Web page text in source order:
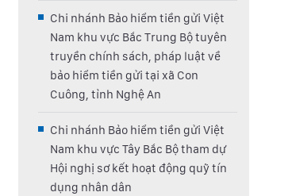
Chi nhánh Bảo hiểm tiền gửi Việt
Nam khu vực Bắc Trung Bộ tuyên
truyền chính sách, pháp luật về
bảo hiểm tiền gửi tại xã Con
Cuông, tỉnh Nghệ An
Chi nhánh Bảo hiểm tiền gửi Việt
Nam khu vực Tây Bắc Bộ tham dự
Hội nghị sơ kết hoạt động quỹ tín
dụng nhân dân